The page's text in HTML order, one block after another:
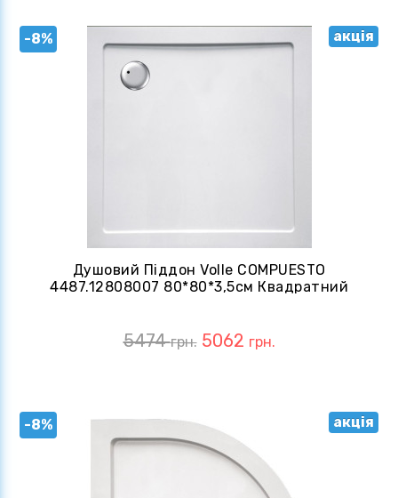
-8% акція
Душовий Піддон Volle COMPUESTO
4487.12808007 80*80*3,5см Квадратний
5474грн. 5062 грн.
-8% акція